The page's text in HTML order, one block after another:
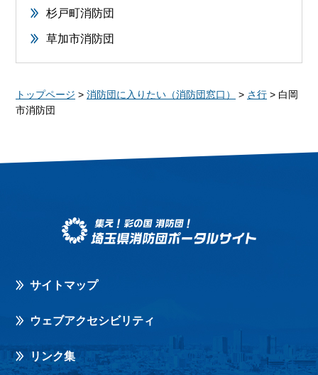
杉戸町消防団
草加市消防団
トップページ > 消防団に入りたい（消防団窓口） > さ行 > 白岡
市消防団
サイトマップ
ウェブアクセシビリティ
リンク集